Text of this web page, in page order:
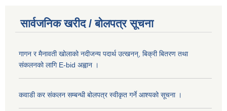
सार्वजनिक खरीद / बोलपत्र सूचना
गागन र मैनावती खोलाको नदीजन्य पदार्थ उत्खनन्, बिक्री बितरण तथा
संकलनको लागि E-bid अह्वान ।
कवाडी कर संकलन सम्बन्धी बोलपत्र स्वीकृत गर्ने आश्यको सूचना ।